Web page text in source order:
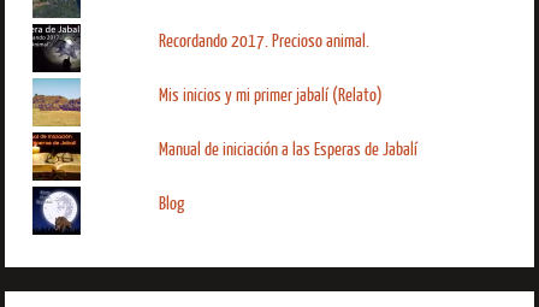
Recordando 2017. Precioso animal.
Mis inicios y mi primer jabalí (Relato)
Manual de iniciación a las Esperas de Jabalí
Blog